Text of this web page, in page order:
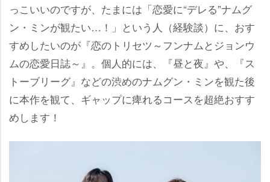
っこいいのですが、たまには「恋愛に“デレる”ナムグ
ン・ミンが観たい…！」という人（経験談）に、おす
すめしたいのが『恋のトリセツ～フンナムとジョンウ
ムの恋愛日誌～』。個人的には、『昼と夜』や、『ス
トーブリーグ』などの渋めのナムグン・ミンを観た後
に本作を観て、ギャップに痺れるコースを超絶おすす
めします！